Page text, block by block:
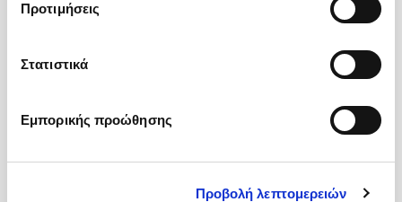
Προτιμήσεις
Στατιστικά
Εμπορικής προώθησης
Προβολή λεπτομερειών
Αμυγδαλόψιχα Φυσική